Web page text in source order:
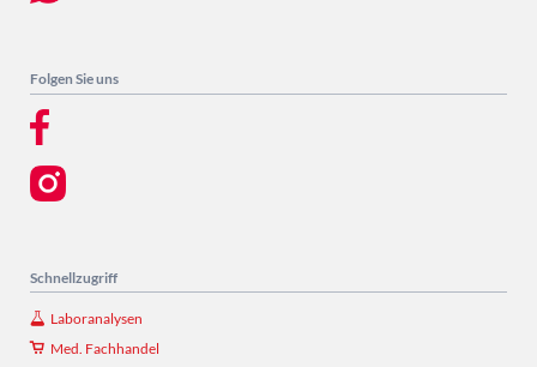
Folgen Sie uns
Schnellzugriff
Laboranalysen
Med. Fachhandel